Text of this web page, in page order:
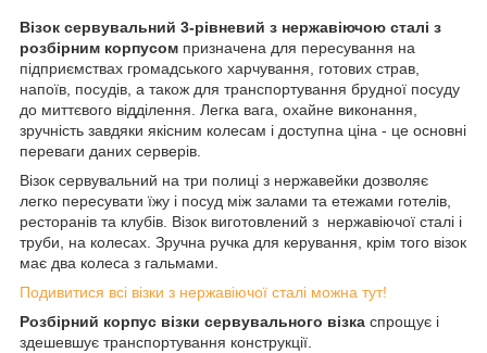
Візок сервувальний 3-рівневий з нержавіючою сталі з
розбірним корпусом призначена для пересування на
підприємствах громадського харчування, готових страв,
напоїв, посудів, а також для транспортування брудної посуду
до миттєвого відділення. Легка вага, охайне виконання,
зручність завдяки якісним колесам і доступна ціна - це основні
переваги даних серверів.
Візок сервувальний на три полиці з нержавейки дозволяє
легко пересувати їжу і посуд між залами та етежами готелів,
ресторанів та клубів. Візок виготовлений з нержавіючої сталі і
труби, на колесах. Зручна ручка для керування, крім того візок
має два колеса з гальмами.
Подивитися всі візки з нержавіючої сталі можна тут!
Розбірний корпус візки сервувального візка спрощує і
здешевшує транспортування конструкції.